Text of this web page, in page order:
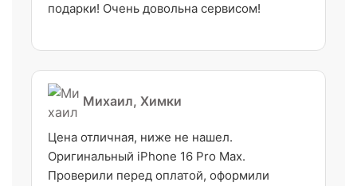
подарки! Очень довольна сервисом!
Михаил, Химки
Цена отличная, ниже не нашел.
Оригинальный iPhone 16 Pro Max.
Проверили перед оплатой, оформили